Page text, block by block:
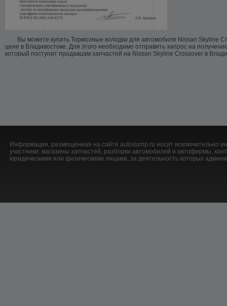
Вы можете купить Тормозные колодки для автомобиля Nissan Skyline
цене в Владивостоке. Для этого необходимо отправить запрос на
который поступит продавцам запчастей на Nissan Skyline Crossover в
Информация, размещенная на сайте autodump.ru носит исключительно
участники: магазины запчастей, разборки автомобилей и автофирмы,
юридическими или физическими лицами, за деятельность которых